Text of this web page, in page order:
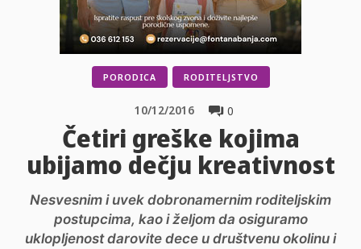
PORODICA RODITELJSTVO
0
10/12/2016
Četiri greške kojima
ubijamo dečju kreativnost
Nesvesnim i uvek dobronamernim roditeljskim
postupcima, kao i željom da osiguramo
uklopljenost darovite dece u društvenu okolinu i